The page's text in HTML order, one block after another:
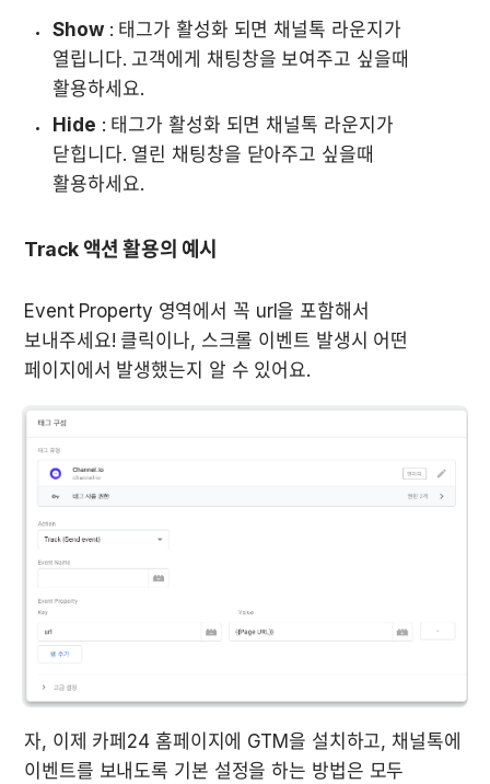
Show : 태그가 활성화 되면 채널톡 라운지가
열립니다. 고객에게 채팅창을 보여주고 싶을때
활용하세요.
Hide : 태그가 활성화 되면 채널톡 라운지가
닫힙니다. 열린 채팅창을 닫아주고 싶을때
활용하세요.
Track 액션 활용의 예시
Event Property 영역에서 꼭 url을 포함해서
보내주세요! 클릭이나, 스크롤 이벤트 발생시 어떤
페이지에서 발생했는지 알 수 있어요.
자, 이제 카페24 홈페이지에 GTM을 설치하고, 채널톡에
이벤트를 보내도록 기본 설정을 하는 방법은 모두